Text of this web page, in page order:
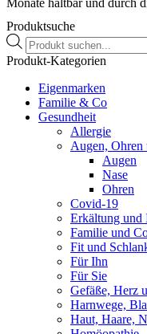
Weitere Informationen
Gebrauchsanweisung.
Inhaltstoffe
Bepanthen® Augentropfen
Kombination zweier
Hyaluronsäure und
Das Natriumsalz der
besonders lang haftenden
Sehleistung zu
Dexpanthenol zeigt eine
nachhaltig
gleichzeitig.
Frei von
Produktsuche
Products
search
Produkt-Kategorien
Eigenmarken
Familie & Co
Gesundheit
Allergie
Augen, Ohren
Augen
Nase
Ohren
Covid-19
Erkältung und
Familie und
Fit und
Für Ihn
Für Sie
Gefäße, Herz
Harnwege,
Haut, Haare,